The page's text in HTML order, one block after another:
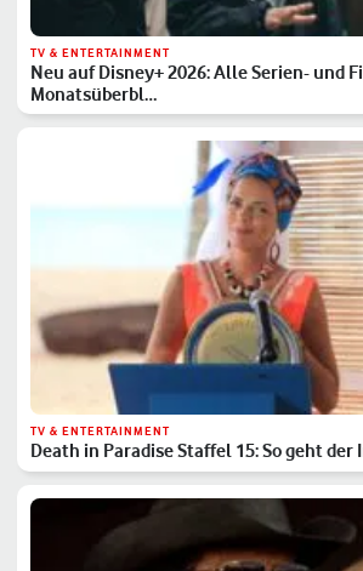
TV & ENTERTAINMENT
Neu auf Disney+ 2026: Alle Serien- und
Monatsüberbl…
TV & ENTERTAINMENT
Death in Paradise Staffel 15: So geht